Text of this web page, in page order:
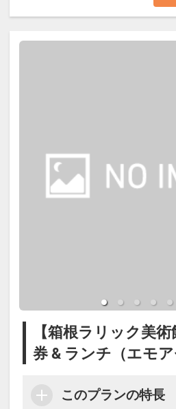
【箱根ラリック美
券 & ランチ（エモア
このプランの特長